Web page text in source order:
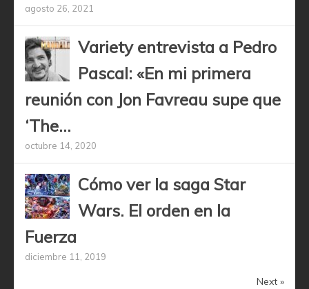
agosto 26, 2021
Variety entrevista a Pedro
Pascal: «En mi primera
reunión con Jon Favreau supe que
‘The...
octubre 14, 2020
Cómo ver la saga Star
Wars. El orden en la
Fuerza
diciembre 11, 2019
Next »